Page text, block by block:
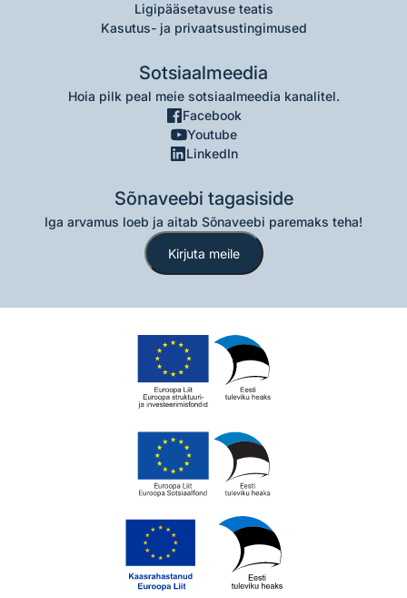
Ligipääsetavuse teatis
Kasutus- ja privaatsustingimused
Sotsiaalmeedia
Hoia pilk peal meie sotsiaalmeedia kanalitel.
Facebook
Youtube
LinkedIn
Sõnaveebi tagasiside
Iga arvamus loeb ja aitab Sõnaveebi paremaks teha!
Kirjuta meile